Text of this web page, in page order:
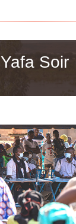
Yafa Soir